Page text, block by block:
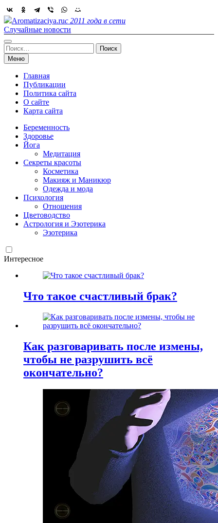
Skip
to
content
Aromatizaciya.ruс 2011 года в сети
Случайные новости
Найти:
Меню
Главная
Публикации
Политика сайта
О сайте
Карта сайта
Беременность
Здоровье
Йога
Медитация
Секреты красоты
Косметика
Макияж и Маникюр
Одежда и мода
Психология
Отношения
Цветоводство
Астрология и Эзотерика
Эзотерика
Интересное
Что такое счастливый брак?
Как разговаривать после измены,
чтобы не разрушить всё
окончательно?